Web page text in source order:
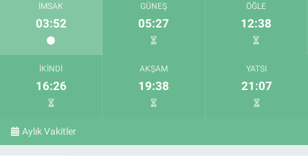
İMSAK
03:52
GÜNEŞ
05:27
ÖĞLE
12:38
İKINDI
16:26
AKŞAM
19:38
YATSI
21:07
Aylık Vakitler